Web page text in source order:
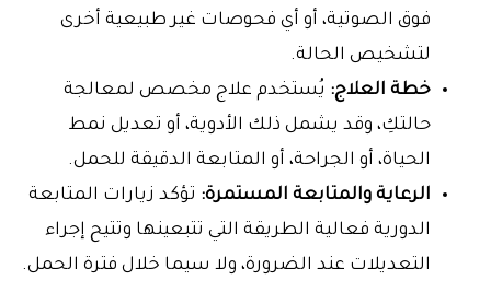
فوق الصوتية، أو أي فحوصات غير طبيعية أخرى
لتشخيص الحالة.
خطة العلاج: يُستخدم علاج مخصص لمعالجة
حالتكِ، وقد يشمل ذلك الأدوية، أو تعديل نمط
الحياة، أو الجراحة، أو المتابعة الدقيقة للحمل.
الرعاية والمتابعة المستمرة: تؤكد زيارات المتابعة
الدورية فعالية الطريقة التي تتبعينها وتتيح إجراء
التعديلات عند الضرورة، ولا سيما خلال فترة الحمل.